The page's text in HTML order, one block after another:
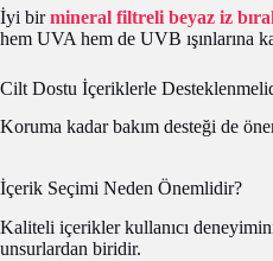
İyi birmineral filtreli beyaz iz
hem UVA hem de UVB ışınlarına
Cilt Dostu İçeriklerle
Koruma kadar bakım desteği de
İçerik Seçimi Neden Önemlidir?
Kaliteli içerikler kullanıcı
unsurlardan biridir.